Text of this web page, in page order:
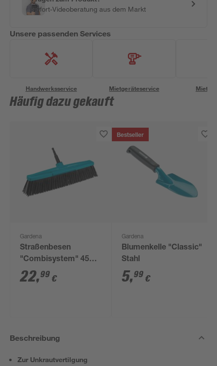
Sofort-Videoberatung aus dem Markt
Unsere passenden Services
Handwerksservice Mietgeräteservice
Häufig dazu gekauft
Gardena
Straßenbesen
"Combisystem" 45
cm
22,99 €
Bestseller
Gardena
Blumenkelle "Classic"
Stahl
5,99 €
Beschreibung
Zur Unkrautvertilgung